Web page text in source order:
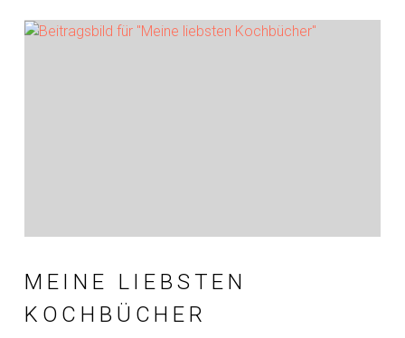
MEINE LIEBSTEN
KOCHBÜCHER